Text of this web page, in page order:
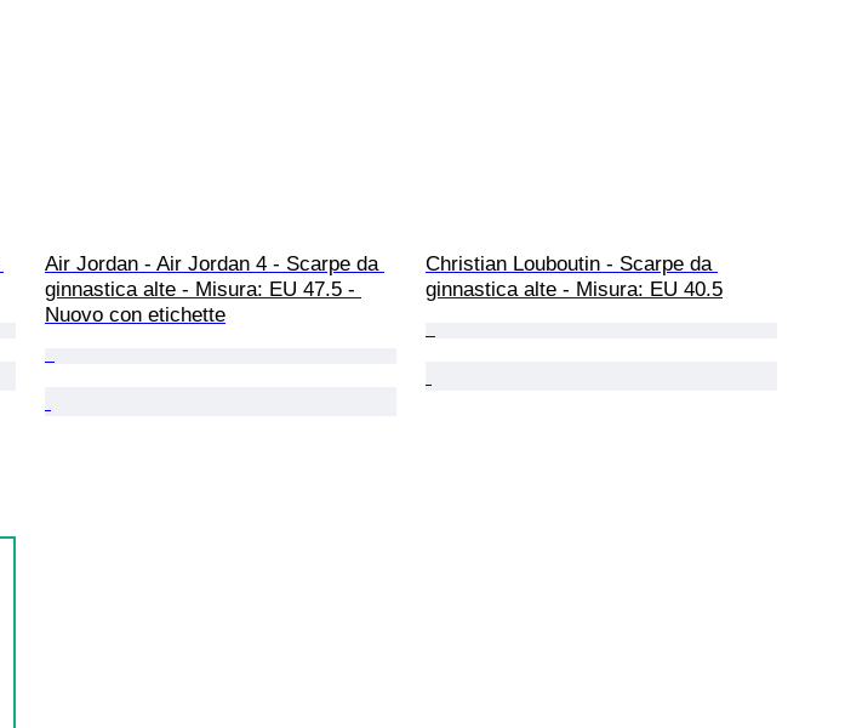
Air Jordan - Air Jordan 4 - Scarpe da
ginnastica alte - Misura: EU 47.5 -
Nuovo con etichette
Christian Louboutin - Scarpe da
ginnastica alte - Misura: EU 40.5